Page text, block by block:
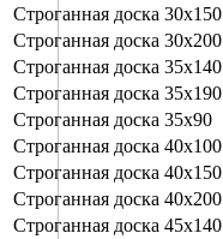
Строганная доска 30х150
Строганная доска 30х200
Строганная доска 35х140
Строганная доска 35х190
Строганная доска 35х90
Строганная доска 40х100
Строганная доска 40х150
Строганная доска 40х200
Строганная доска 45х140